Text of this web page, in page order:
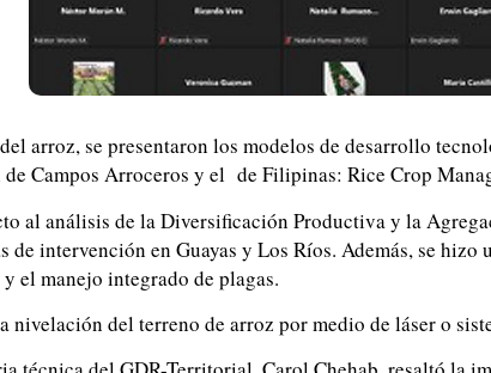
arroz, se presentaron los modelos de desarrollo
Campos Arroceros y el de Filipinas: Rice Crop
al análisis de la Diversificación Productiva y la
de intervención en Guayas y Los Ríos. Además, se
el manejo integrado de plagas.
nivelación del terreno de arroz por medio de láser o